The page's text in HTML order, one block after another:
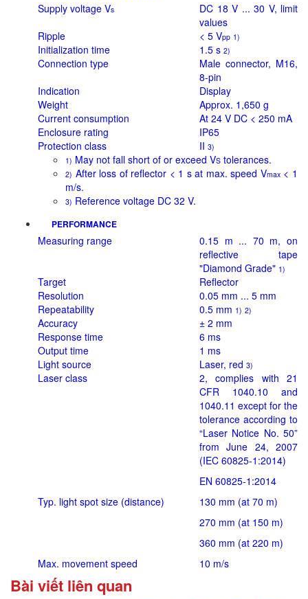
Supply voltage Vs
DC 18 V ... 30 V, limit
values
Ripple
< 5 Vpp 1)
Initialization time 1.5 s 2)
Connection type
Male connector, M16,
8-pin
Indication
Display
Weight
Approx. 1,650 g
Current consumption
At 24 V DC < 250 mA
Enclosure rating
IP65
Protection class
II 3)
1) May not fall short of or exceed VS tolerances.
2) After loss of reflector < 1 s at max. speed Vmax< 1
m/s.
3) Reference voltage DC 32 V.
PERFORMANCE
Measuring range
0.15 m ... 70 m, on
reflective tape
"Diamond Grade" 1)
Target
Reflector
Resolution
0.05 mm ... 5 mm
Repeatability
0.5 mm 1) 2)
Accuracy
± 2 mm
Response time
6 ms
Output time
1 ms
Light source
Laser, red 3)
Laser class
2, complies with 21
CFR 1040.10 and
1040.11 except for the
tolerance according to
“Laser Notice No. 50”
from June 24, 2007
(IEC 60825-1:2014)
EN 60825-1:2014
Typ. light spot size (distance)
130 mm (at 70 m)
270 mm (at 150 m)
360 mm (at 220 m)
Max. movement speed
10 m/s
Bài viết liên quan